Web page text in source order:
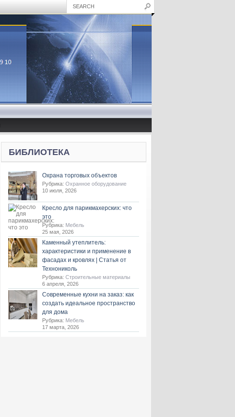
БИБЛИОТЕКА
Охрана торговых объектов
Рубрика: Охранное оборудование
10 июля, 2026
Кресло для парикмахерских: что
это
Рубрика: Мебель
25 мая, 2026
Каменный утеплитель:
характеристики и применение в
фасадах и кровлях | Статья от
Технониколь
Рубрика: Строительные материалы
6 апреля, 2026
Современные кухни на заказ: как
создать идеальное пространство
для дома
Рубрика: Мебель
17 марта, 2026